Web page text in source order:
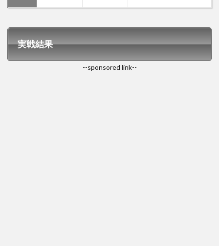
実戦結果
--sponsored link--